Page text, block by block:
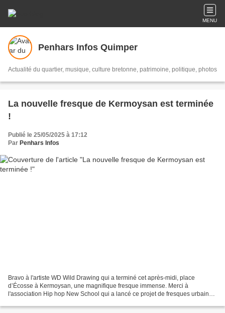
MENU
Penhars Infos Quimper
Actualité du quartier, musique, culture bretonne, patrimoine, politique, photos
La nouvelle fresque de Kermoysan est terminée
!
Publié le 25/05/2025 à 17:12
Par Penhars Infos
Bravo à l'artiste WD Wild Drawing qui a terminé cet après-midi, place
d’Écosse à Kermoysan, une magnifique fresque immense. Merci à
l'association Hip hop New School qui a lancé ce projet de fresques urbaines